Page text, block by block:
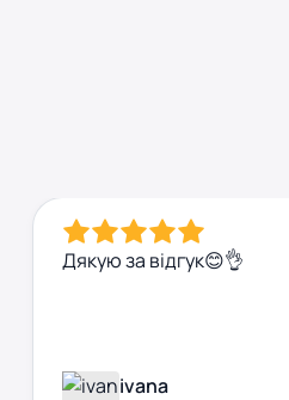
Дякую за відгук😊👌
ivana